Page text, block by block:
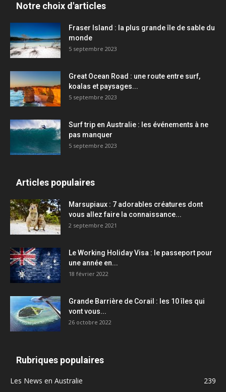
Notre choix d'articles
Fraser Island : la plus grande île de sable du
monde
5 septembre 2023
Great Ocean Road : une route entre surf,
koalas et paysages...
5 septembre 2023
Surf trip en Australie : les événements à ne
pas manquer
5 septembre 2023
Articles populaires
Marsupiaux : 7 adorables créatures dont
vous allez faire la connaissance...
2 septembre 2021
Le Working Holiday Visa : le passeport pour
une année en...
18 février 2022
Grande Barrière de Corail : les 10 îles qui
vont vous...
26 octobre 2022
Rubriques populaires
Les News en Australie
239